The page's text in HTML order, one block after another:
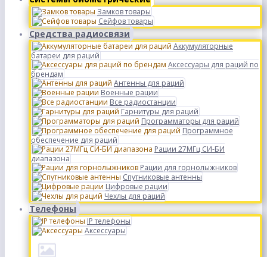
Замков товары
Сейфов товары
Средства радиосвязи
Аккумуляторные
батареи для раций
Аксессуары для раций по
брендам
Антенны для раций
Военные рации
Все радиостанции
Гарнитуры для раций
Программаторы для раций
Программное
обеспечение для раций
Рации 27МГц СИ-БИ
диапазона
Рации для горнолыжников
Спутниковые антенны
Цифровые рации
Чехлы для раций
Телефоны
IP телефоны
Аксессуары